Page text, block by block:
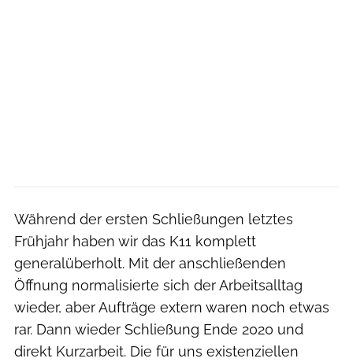
Während der ersten Schließungen letztes
Frühjahr haben wir das K11 komplett
generalüberholt. Mit der anschließenden
Öffnung normalisierte sich der Arbeitsalltag
wieder, aber Aufträge extern waren noch etwas
rar. Dann wieder Schließung Ende 2020 und
direkt Kurzarbeit. Die für uns existenziellen